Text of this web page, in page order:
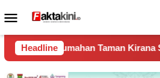
ke
Menu
Mobile
Headline
Taman Kirana Surya Solear